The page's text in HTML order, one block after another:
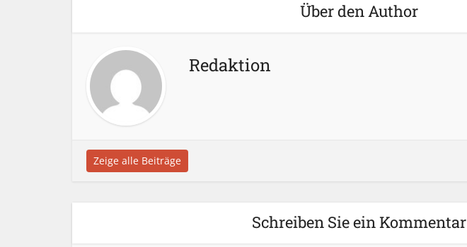
Über den Author
Redaktion
Zeige alle Beiträge
Schreiben Sie ein Kommentar